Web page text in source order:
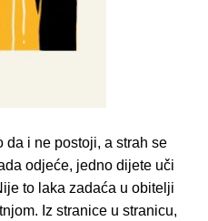
da i ne postoji, a strah se
odjeće, jedno dijete uči
to laka zadaća u obitelji
Iz stranice u stranicu,